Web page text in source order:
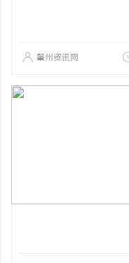
肇州资讯网